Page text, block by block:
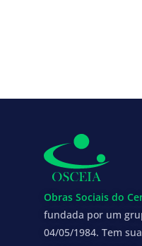
Obras Sociais do
fundada por um
04/05/1984. Tem